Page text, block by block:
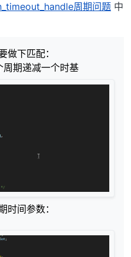
周期问题 中
做下匹配：
期递减一个时基
时间参数：